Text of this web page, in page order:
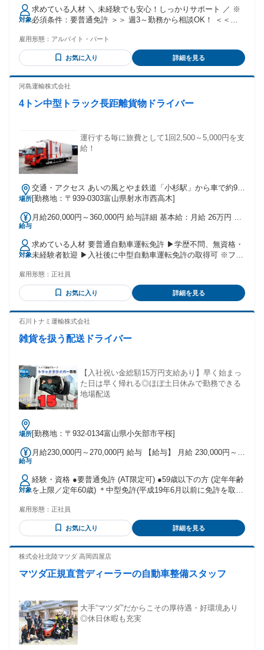
対象
求めている人材 ＼ 未経験でも安心！しっかりサポート ／ ※
必須条件：要普通免許 ＞＞ 週3～勤務から相談OK！ ＜＜
ません！ 無理のないシフトを申告してくださいね。 －－－－
－－－－－－－－－－－－－－－－ 【こんな方にもオスス
メ】 ・早朝の時間を有効活用したい ・副業・Wワークとして
・短時間でも稼げるバイトを探している ・自分の時間や家族
リーター歓迎 ＊主婦・主夫歓迎 ＊学生歓迎 ＊副業・Wワーク
4tドライバー・中型ドライバー ＊トラック運転手・運送業・
運送会社 などの経験があれば活かせます！ ※※上記経験の雇
用形態は問いません！※※ 年齢の条件と理由：あり（例外事
由2号・18歳以上(労働基準法)）
雇用形態： アルバイト・パート
お気に入り 詳細を見る
河島運輸株式会社
4トン中型トラック長距離貨物ドライバー
運行する毎に旅費として1回2,500～5,000円を支
給！
場所
交通・アクセス あいの風とやま鉄道「小杉駅」から車で約9分
／「呉羽駅」から車で約11分
[勤務地：〒939-0303富山県射水市西高木]
給与
月給260,000円～360,000円 給与詳細 基本給：月給 26万円 〜
れる通勤・皆勤・家族手当金額：なし 全員に一律で支払われ
るその他手当金額：なし ※別途、交通費・各種手当（役職手
当、家族手当、資格手当・旅費）支給
対象
求めている人材 要普通自動車運転免許 ▶学歴不問、無資格・
未経験者歓迎 ▶入社後に中型自動車運転免許の取得可 ※フォ
雇用形態： 正社員
お気に入り 詳細を見る
石川トナミ運輸株式会社
雑貨を扱う配送ドライバー
【入社祝い金総額15万円支給あり】早く始まっ
た日は早く帰れる◎ほぼ土日休みで勤務できる
地場配送
場所[勤務地：〒932-0134富山県小矢部市平桜]
給与
月給230,000円～270,000円 給与 【給与】 月給 230,000円～
年度実績／1回あたり235,000～250,000円) 【各種手当】 ●家
族手当 (扶養対象の配偶者7000円、第一子3000円、第二子よ
り2000円) ●通勤手当：上限26,000円
対象
経験・資格 ●要普通免許 (AT限定可) ●59歳以下の方 (定年年齢
を上限／定年60歳) ＊中型免許(平成19年6月以前に免許を取得
活動に制約のない方) 免許さえあれば未経験でもＯＫ☆ 資格
を活かして長期で働けます!!
雇用形態： 正社員
お気に入り 詳細を見る
株式会社北陸マツダ 高岡四屋店
マツダ正規直営ディーラーの自動車整備スタッフ
大手“マツダ”だからこその厚待遇・好環境あり
◎休日休暇も充実